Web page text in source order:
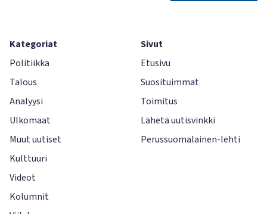
Kategoriat
Politiikka
Talous
Analyysi
Ulkomaat
Muut uutiset
Kulttuuri
Videot
Kolumnit
Sivut
Etusivu
Suosituimmat
Toimitus
Lähetä uutisvinkki
Perussuomalainen-lehti